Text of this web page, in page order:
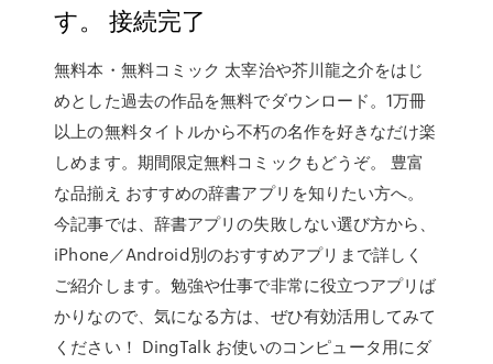
す。 接続完了
無料本・無料コミック 太宰治や芥川龍之介をはじ
めとした過去の作品を無料でダウンロード。1万冊
以上の無料タイトルから不朽の名作を好きなだけ楽
しめます。期間限定無料コミックもどうぞ。 豊富
な品揃え おすすめの辞書アプリを知りたい方へ。
今記事では、辞書アプリの失敗しない選び方から、
iPhone／Android別のおすすめアプリまで詳しく
ご紹介します。勉強や仕事で非常に役立つアプリば
かりなので、気になる方は、ぜひ有効活用してみて
ください！ DingTalk お使いのコンピュータ用にダ